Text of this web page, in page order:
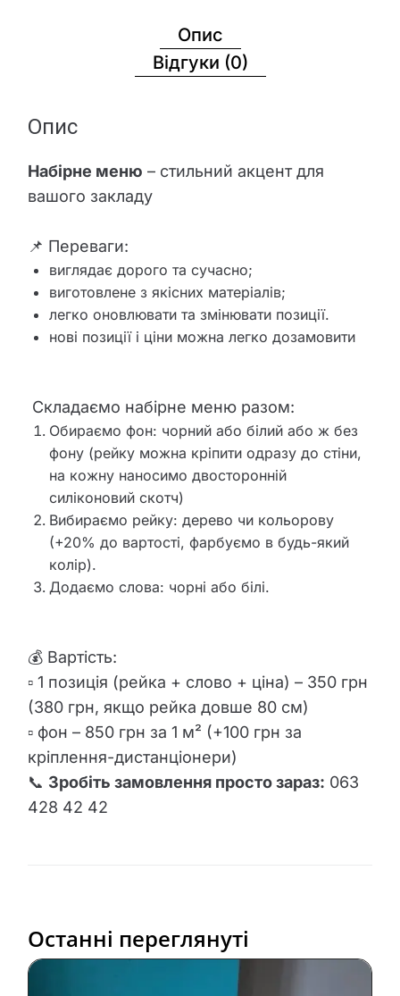
Опис
Відгуки (0)
Опис
Набірне меню – стильний акцент для
вашого закладу
📌 Переваги:
виглядає дорого та сучасно;
виготовлене з якісних матеріалів;
легко оновлювати та змінювати позиції.
нові позиції і ціни можна легко дозамовити
Складаємо набірне меню разом:
Обираємо фон: чорний або білий або ж без
фону (рейку можна кріпити одразу до стіни,
на кожну наносимо двосторонній
силіконовий скотч)
Вибираємо рейку: дерево чи кольорову
(+20% до вартості, фарбуємо в будь-який
колір).
Додаємо слова: чорні або білі.
💰 Вартість:
▫️ 1 позиція (рейка + слово + ціна) – 350 грн
(380 грн, якщо рейка довше 80 см)
▫️ фон – 850 грн за 1 м² (+100 грн за
кріплення-дистанціонери)
📞 Зробіть замовлення просто зараз: 063
428 42 42
Останні переглянуті